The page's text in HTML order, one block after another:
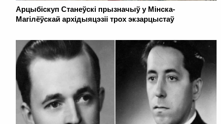
Арцыбіскуп Станеўскі прызначыў у Мінска-
Магілёўскай архідыяцэзіі трох экзарцыстаў